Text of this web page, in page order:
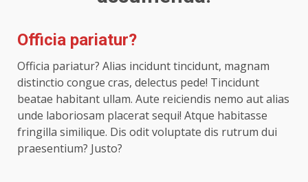
Officia pariatur?
Officia pariatur? Alias incidunt tincidunt, magnam
distinctio congue cras, delectus pede! Tincidunt
beatae habitant ullam. Aute reiciendis nemo aut alias
unde laboriosam placerat sequi! Atque habitasse
fringilla similique. Dis odit voluptate dis rutrum dui
praesentium? Justo?